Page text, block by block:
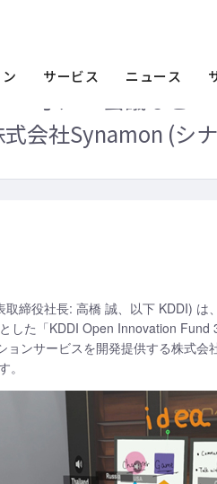
サービス ニュース
会社Synamon (シ
締役社長: 高橋 誠、以下 KDDI)
した「KDDI Open Innovation
ョンサービスを開発提供する株式
。